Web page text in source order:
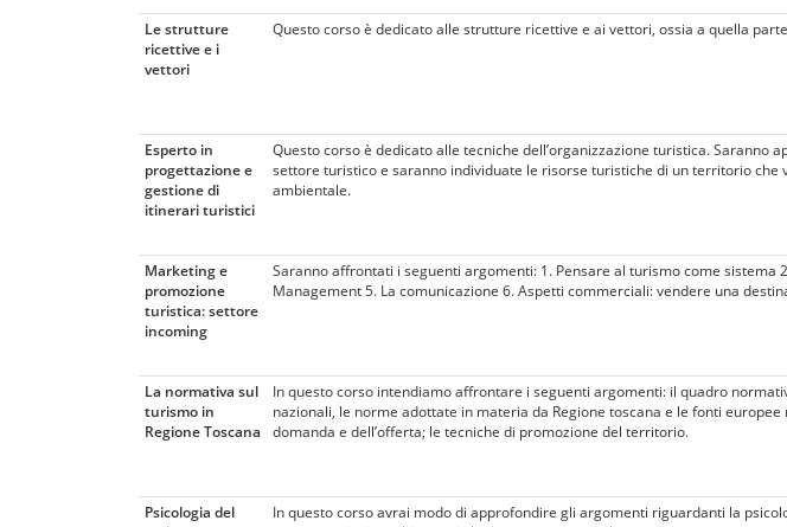
Le strutture
ricettive e i
vettori
Questo corso è dedicato alle strutture ricettive e ai vettori, ossia a quella
Esperto in
progettazione e
gestione di
itinerari turistici
Questo corso è dedicato alle tecniche dell’organizzazione turistica.
settore turistico e saranno individuate le risorse turistiche di un territorio
ambientale.
Marketing e
promozione
turistica: settore
incoming
Saranno affrontati i seguenti argomenti: 1. Pensare al turismo come
Management 5. La comunicazione 6. Aspetti commerciali: vendere una
La normativa sul
turismo in
Regione Toscana
In questo corso intendiamo affrontare i seguenti argomenti: il quadro
nazionali, le norme adottate in materia da Regione toscana e le fonti
domanda e dell’offerta; le tecniche di promozione del territorio.
Psicologia del
In questo corso avrai modo di approfondire gli argomenti riguardanti la